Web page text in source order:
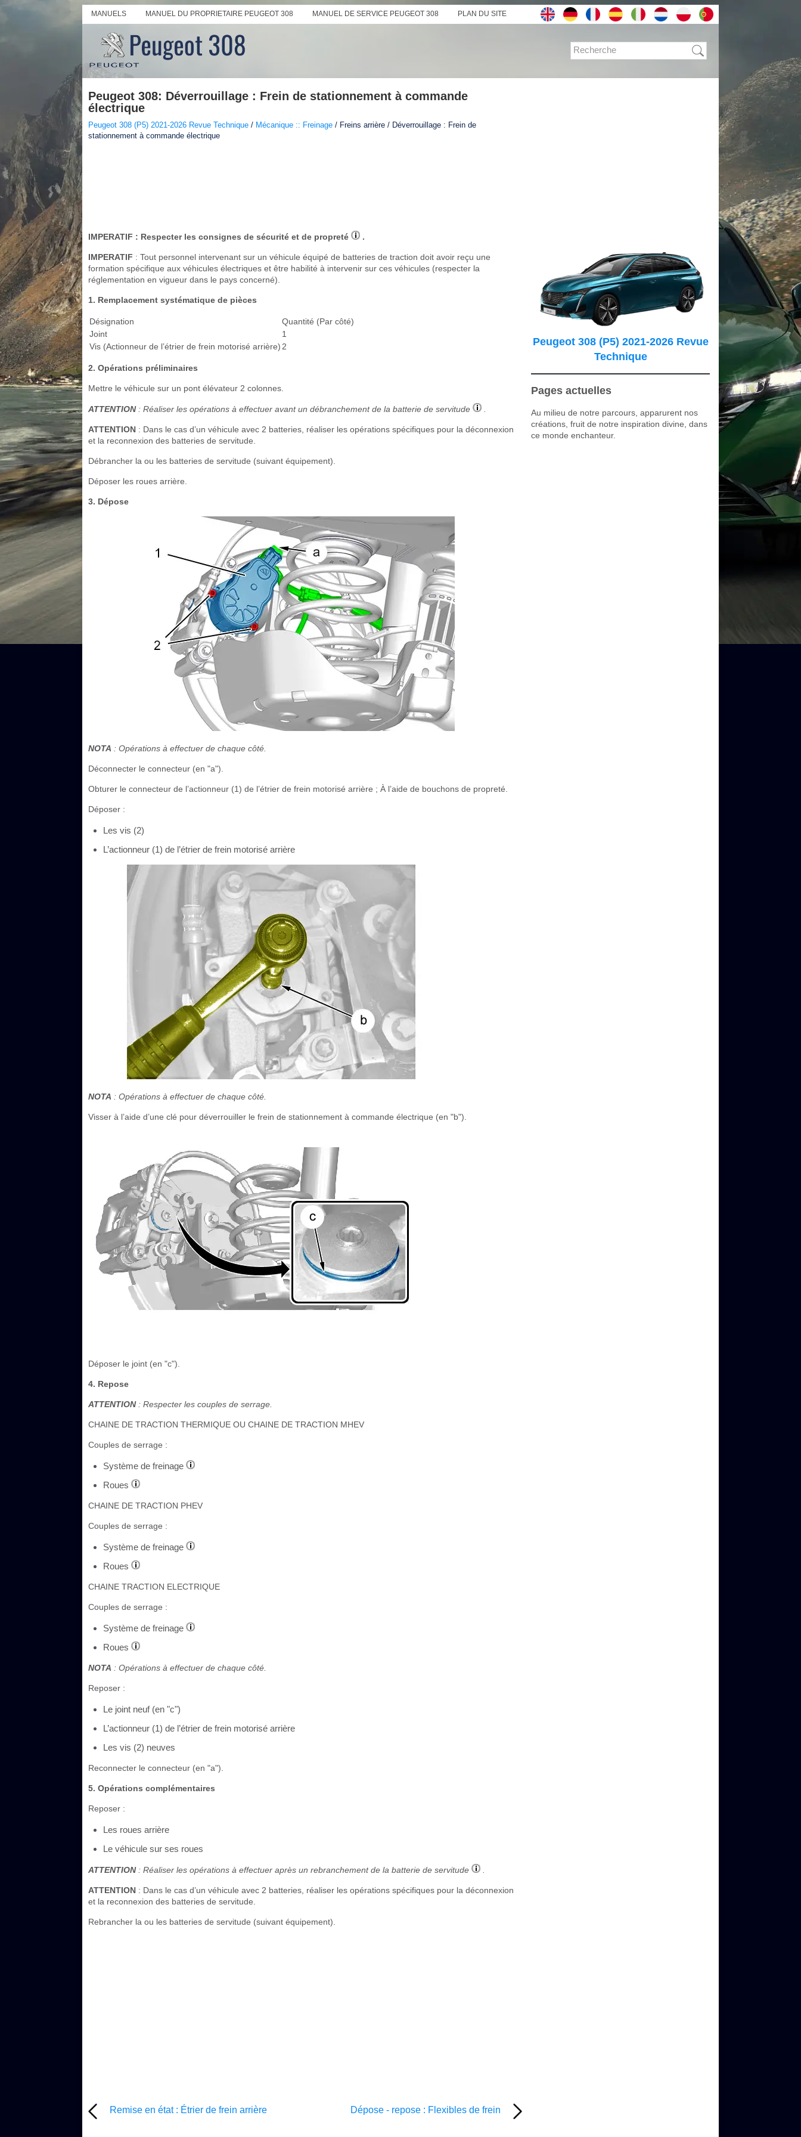
MANUELS MANUEL DU PROPRIETAIRE PEUGEOT 308 MANUEL DE SERVICE PEUGEOT 308 PLAN DU SITE
Peugeot 308: Déverrouillage : Frein de stationnement à commande
électrique
Peugeot 308 (P5) 2021-2026 Revue Technique / Mécanique :: Freinage / Freins arrière / Déverrouillage : Frein de
stationnement à commande électrique
IMPERATIF : Respecter les consignes de sécurité et de propreté .
IMPERATIF : Tout personnel intervenant sur un véhicule équipé de batteries de traction doit avoir reçu une
formation spécifique aux véhicules électriques et être habilité à intervenir sur ces véhicules (respecter la
réglementation en vigueur dans le pays concerné).
1. Remplacement systématique de pièces
Désignation
Quantité (Par côté)
Joint
1
Vis (Actionneur de l’étrier de frein motorisé arrière) 2
2. Opérations préliminaires
Mettre le véhicule sur un pont élévateur 2 colonnes.
ATTENTION: Réaliser les opérations à effectuer avant un débranchement de la batterie de servitude
ATTENTION : Dans le cas d’un véhicule avec 2 batteries, réaliser les opérations spécifiques pour la déconnexion
et la reconnexion des batteries de servitude.
Débrancher la ou les batteries de servitude (suivant équipement).
Déposer les roues arrière.
3. Dépose
NOTA : Opérations à effectuer de chaque côté.
Déconnecter le connecteur (en "a").
Obturer le connecteur de l’actionneur (1) de l’étrier de frein motorisé arrière ; À l’aide de bouchons de propreté.
Déposer :
Les vis (2)
L’actionneur (1) de l’étrier de frein motorisé arrière
NOTA : Opérations à effectuer de chaque côté.
Visser à l’aide d’une clé pour déverrouiller le frein de stationnement à commande électrique (en "b").
Déposer le joint (en "c").
4. Repose
ATTENTION: Respecter les couples de serrage.
CHAINE DE TRACTION THERMIQUE OU CHAINE DE TRACTION MHEV
Couples de serrage :
Système de freinage
Roues
CHAINE DE TRACTION PHEV
Couples de serrage :
Système de freinage
Roues
CHAINE TRACTION ELECTRIQUE
Couples de serrage :
Système de freinage
Roues
NOTA : Opérations à effectuer de chaque côté.
Reposer :
Le joint neuf (en "c")
L’actionneur (1) de l’étrier de frein motorisé arrière
Les vis (2) neuves
Reconnecter le connecteur (en "a").
5. Opérations complémentaires
Reposer :
Les roues arrière
Le véhicule sur ses roues
ATTENTION: Réaliser les opérations à effectuer après un rebranchement de la batterie de servitude
ATTENTION : Dans le cas d’un véhicule avec 2 batteries, réaliser les opérations spécifiques pour la déconnexion
et la reconnexion des batteries de servitude.
Rebrancher la ou les batteries de servitude (suivant équipement).
Remise en état : Étrier de frein arrière Dépose - repose : Flexibles de frein
Peugeot 308 (P5) 2021-2026 Revue
Technique
Pages actuelles
Au milieu de notre parcours, apparurent nos
créations, fruit de notre inspiration divine, dans
ce monde enchanteur.